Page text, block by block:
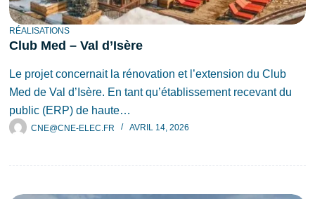
RÉALISATIONS
Club Med – Val d’Isère
Le projet concernait la rénovation et l’extension du Club
Med de Val d’Isère. En tant qu’établissement recevant du
public (ERP) de haute…
CNE@CNE-ELEC.FR AVRIL 14, 2026